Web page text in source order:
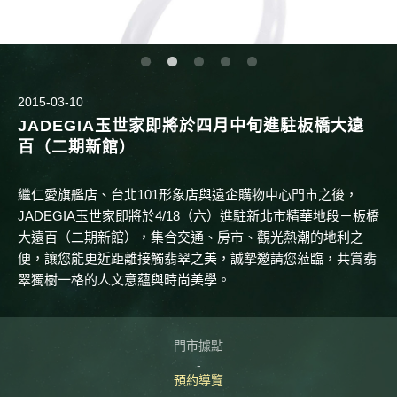
2015-03-10
JADEGIA玉世家即將於四月中旬進駐板橋大遠
百（二期新館）
繼仁愛旗艦店、台北101形象店與遠企購物中心門市之後，
JADEGIA玉世家即將於4/18（六）進駐新北市精華地段－板橋
大遠百（二期新館），集合交通、房市、觀光熱潮的地利之
便，讓您能更近距離接觸翡翠之美，誠摯邀請您蒞臨，共賞翡
翠獨樹一格的人文意蘊與時尚美學。
門市據點
預約導覽